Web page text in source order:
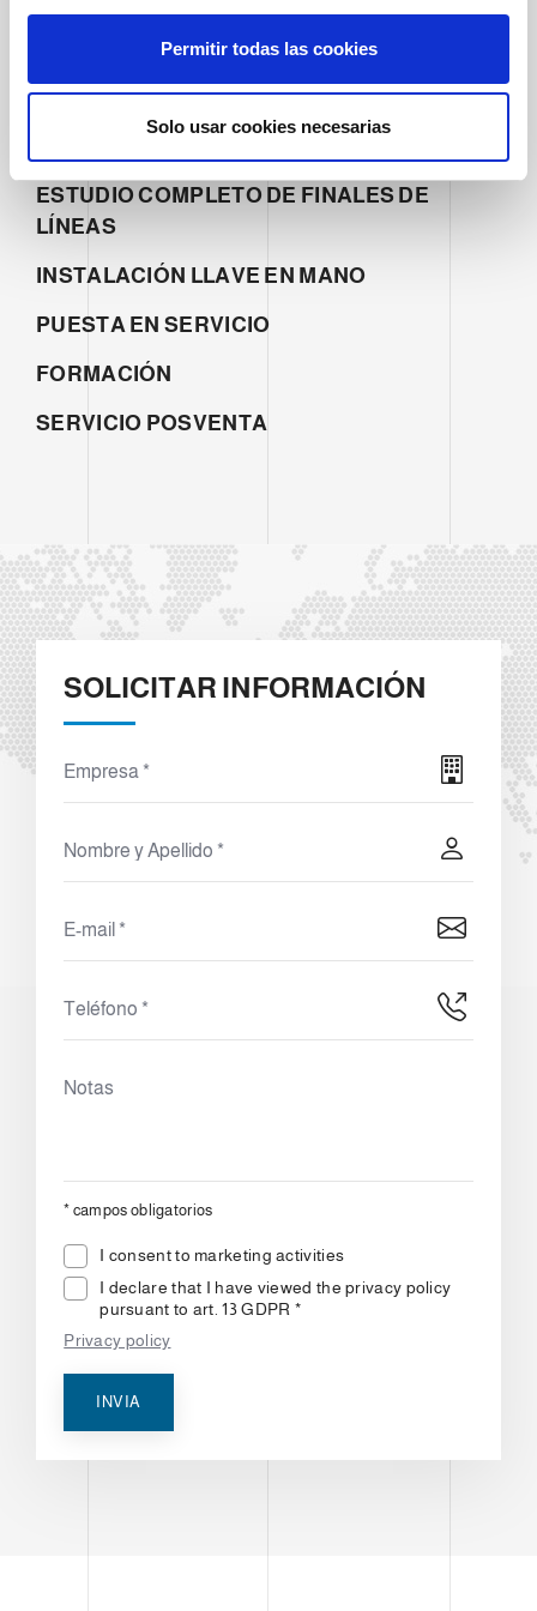
m
Permitir todas las cookies
Solo usar cookies necesarias
SERVICIOS
VENTAS
ESTUDIO COMPLETO DE FINALES DE
LÍNEAS
INSTALACIÓN LLAVE EN MANO
PUESTA EN SERVICIO
FORMACIÓN
SERVICIO POSVENTA
SOLICITAR INFORMACIÓN
* campos obligatorios
I consent to marketing activities
I declare that I have viewed the privacy policy
pursuant to art. 13 GDPR *
Privacy policy
INVIA